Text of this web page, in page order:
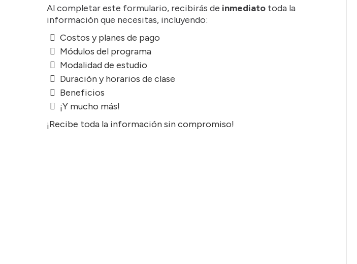
Al completar este formulario, recibirás de inmediato toda la
información que necesitas, incluyendo:
Costos y planes de pago
Módulos del programa
Modalidad de estudio
Duración y horarios de clase
Beneficios
¡Y mucho más!
¡Recibe toda la información sin compromiso!